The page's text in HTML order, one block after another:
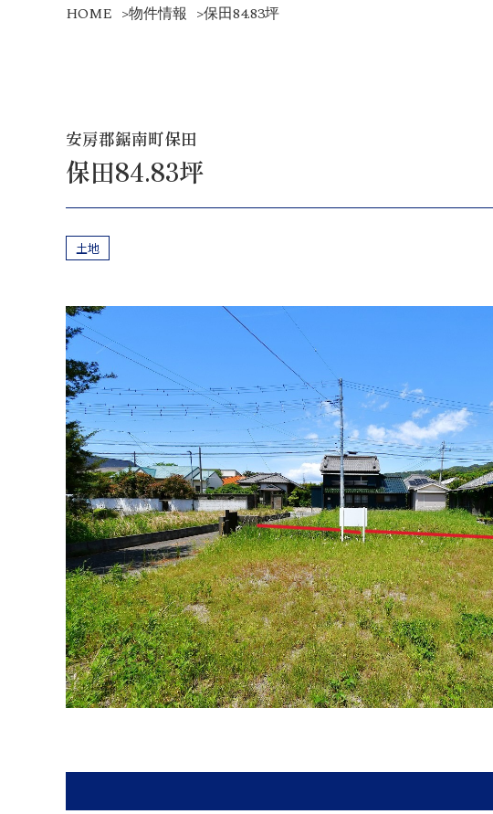
HOME >物件情報 >保田84.83坪
安房郡鋸南町保田
保田84.83坪
土地